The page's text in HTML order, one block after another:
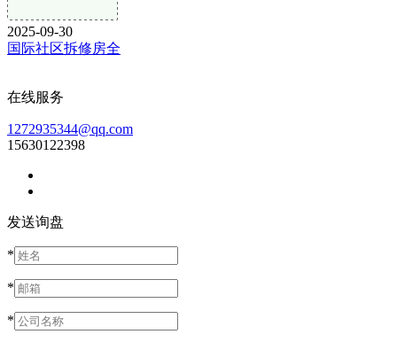
2025-09-30
国际社区拆修房全
在线服务
1272935344@qq.com
15630122398
发送询盘
*
*
*